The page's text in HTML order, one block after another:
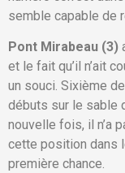
semble capable de
Pont Mirabeau (3)
et le fait qu’il n’ait
un souci. Sixième
débuts sur le sable
nouvelle fois, il n’a
cette position dans
première chance.